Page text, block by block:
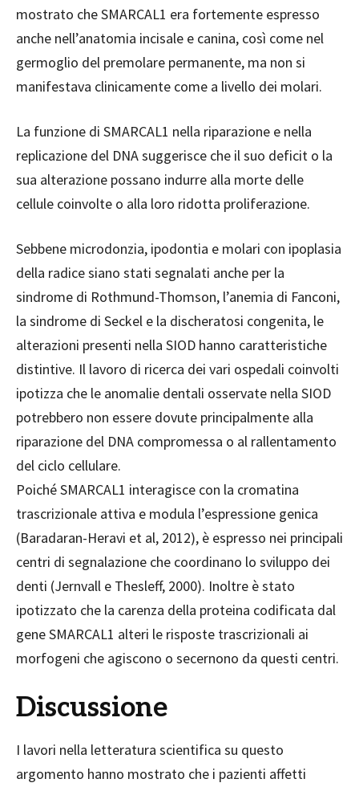
mostrato che SMARCAL1 era fortemente espresso
anche nell’anatomia incisale e canina, così come nel
germoglio del premolare permanente, ma non si
manifestava clinicamente come a livello dei molari.
La funzione di SMARCAL1 nella riparazione e nella
replicazione del DNA suggerisce che il suo deficit o la
sua alterazione possano indurre alla morte delle
cellule coinvolte o alla loro ridotta proliferazione.
Sebbene microdonzia, ipodontia e molari con ipoplasia
della radice siano stati segnalati anche per la
sindrome di Rothmund-Thomson, l’anemia di Fanconi,
la sindrome di Seckel e la discheratosi congenita, le
alterazioni presenti nella SIOD hanno caratteristiche
distintive. Il lavoro di ricerca dei vari ospedali coinvolti
ipotizza che le anomalie dentali osservate nella SIOD
potrebbero non essere dovute principalmente alla
riparazione del DNA compromessa o al rallentamento
del ciclo cellulare.
Poiché SMARCAL1 interagisce con la cromatina
trascrizionale attiva e modula l’espressione genica
(Baradaran-Heravi et al, 2012), è espresso nei principali
centri di segnalazione che coordinano lo sviluppo dei
denti (Jernvall e Thesleff, 2000). Inoltre è stato
ipotizzato che la carenza della proteina codificata dal
gene SMARCAL1 alteri le risposte trascrizionali ai
morfogeni che agiscono o secernono da questi centri.
Discussione
I lavori nella letteratura scientifica su questo
argomento hanno mostrato che i pazienti affetti